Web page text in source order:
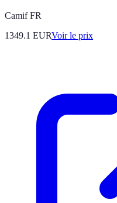
Camif FR
1349.1 EURVoir le prix